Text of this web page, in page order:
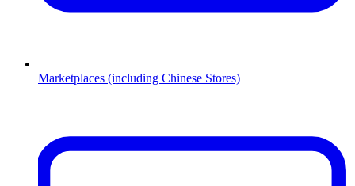
Marketplaces (including Chinese Stores)